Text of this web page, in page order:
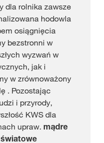
dla rolnika zawsze
hodowla
osiągnięcia
bezstronni w
wyzwań w
jak i
w zrównoważony
. Pozostając
i przyrody,
KWS dla
upraw. mądre